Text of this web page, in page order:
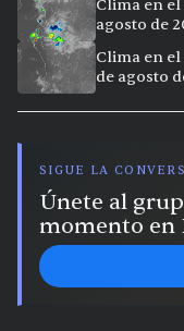
Clima en el
agosto de
Clima en
de agosto
SIGUE LA
Únete al
momento en